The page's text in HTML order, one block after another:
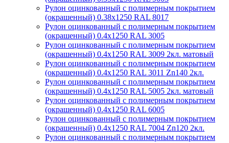
Рулон оцинкованный с полимерным покрытием
(окрашенный) 0.38x1250 RAL 8017
Рулон оцинкованный с полимерным покрытием
(окрашенный) 0.4x1250 RAL 3005
Рулон оцинкованный с полимерным покрытием
(окрашенный) 0.4x1250 RAL 3009 2кл. матовый
Рулон оцинкованный с полимерным покрытием
(окрашенный) 0.4x1250 RAL 3011 Zn140 2кл.
Рулон оцинкованный с полимерным покрытием
(окрашенный) 0.4x1250 RAL 5005 2кл. матовый
Рулон оцинкованный с полимерным покрытием
(окрашенный) 0.4x1250 RAL 6005
Рулон оцинкованный с полимерным покрытием
(окрашенный) 0.4x1250 RAL 7004 Zn120 2кл.
Рулон оцинкованный с полимерным покрытием